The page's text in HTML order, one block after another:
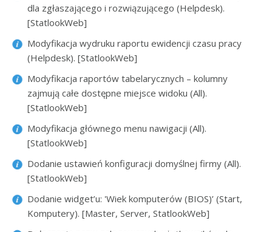
dla zgłaszającego i rozwiązującego (Helpdesk).
[StatlookWeb]
Modyfikacja wydruku raportu ewidencji czasu pracy
(Helpdesk). [StatlookWeb]
Modyfikacja raportów tabelarycznych – kolumny
zajmują całe dostępne miejsce widoku (All).
[StatlookWeb]
Modyfikacja głównego menu nawigacji (All).
[StatlookWeb]
Dodanie ustawień konfiguracji domyślnej firmy (All).
[StatlookWeb]
Dodanie widget’u: 'Wiek komputerów (BIOS)’ (Start,
Komputery). [Master, Server, StatlookWeb]